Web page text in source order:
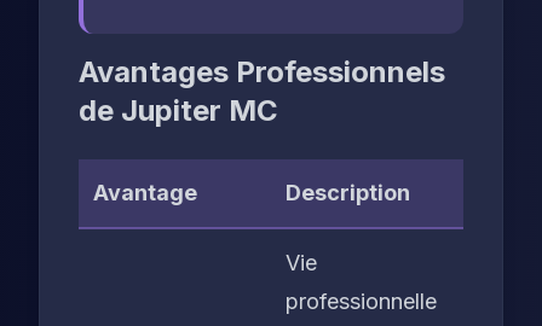
Avantages Professionnels
de Jupiter MC
Avantage Description
Vie
professionnelle